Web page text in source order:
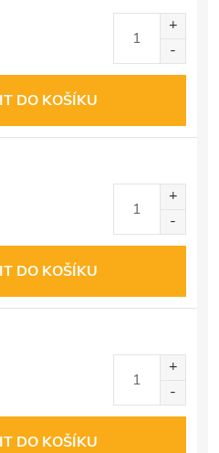
DO KOŠÍKU
DO KOŠÍKU
DO KOŠÍKU